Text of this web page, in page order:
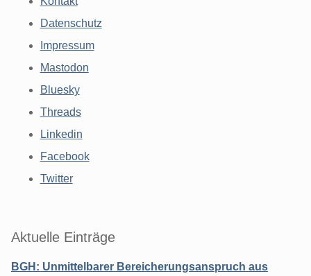
Datenschutz
Impressum
Mastodon
Bluesky
Threads
Linkedin
Facebook
Twitter
Aktuelle Einträge
BGH: Unmittelbarer Bereicherungsanspruch aus